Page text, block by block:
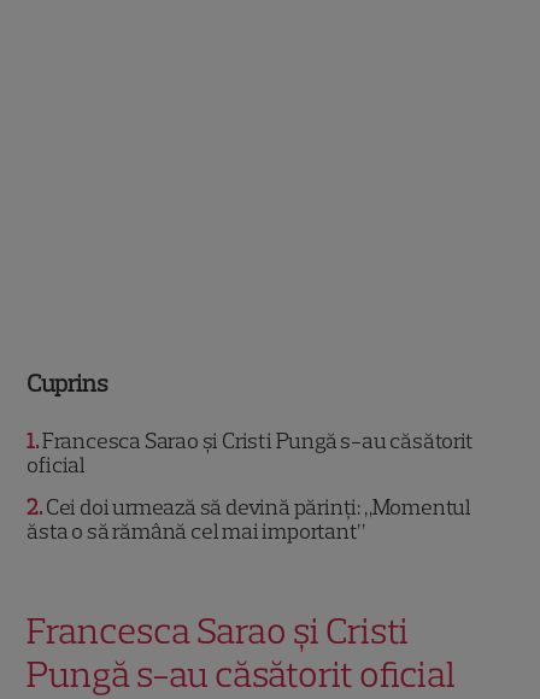
Cuprins
1 Francesca Sarao și Cristi Pungă s-au căsătorit
oficial
2 Cei doi urmează să devină părinți: „Momentul
ăsta o să rămână cel mai important”
Francesca Sarao și Cristi
Pungă s-au căsătorit oficial